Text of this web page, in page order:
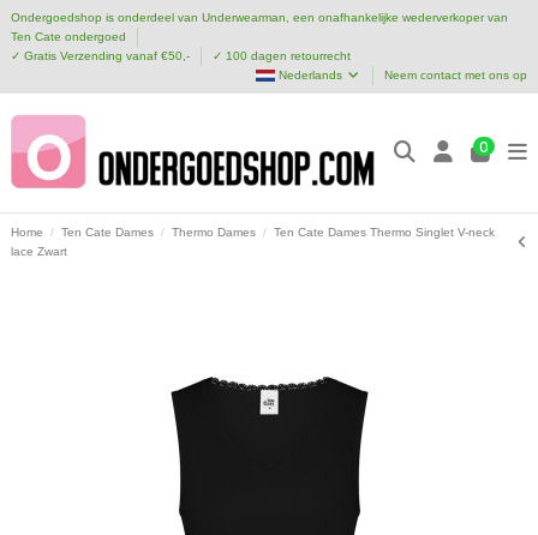
Ondergoedshop is onderdeel van Underwearman, een onafhankelijke wederverkoper van
Ten Cate ondergoed
✓ Gratis Verzending vanaf €50,-
✓ 100 dagen retourrecht
Nederlands
Neem contact met ons op
0
Home Ten Cate Dames Thermo Dames
Ten Cate Dames Thermo Singlet V-neck
lace Zwart